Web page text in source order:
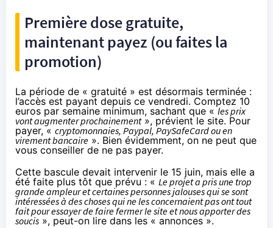
Première dose gratuite,
maintenant payez (ou faites la
promotion)
La période de « gratuité » est désormais terminée :
l’accès est payant depuis ce vendredi. Comptez 10
euros par semaine minimum, sachant que «les prix
vont augmenter prochainement», prévient le site. Pour
payer, « cryptomonnaies, Paypal, PaySafeCard ou en
virement bancaire ». Bien évidemment, on ne peut que
vous conseiller de ne pas payer.
Cette bascule devait intervenir le 15 juin, mais elle a
été faite plus tôt que prévu : « Le projet a pris une trop
grande ampleur et certaines personnes jalouses qui se sont
intéressées à des choses qui ne les concernaient pas ont tout
fait pour essayer de faire fermer le site et nous apporter des
soucis », peut-on lire dans les « annonces ».